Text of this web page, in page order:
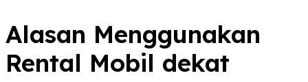
Alasan Menggunakan
Rental Mobil dekat